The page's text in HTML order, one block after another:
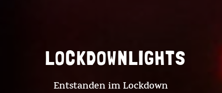
LOCKDOWNLIGHTS
Entstanden im Lockdown